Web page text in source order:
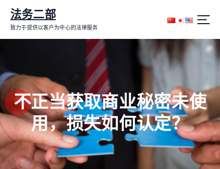
内
法务二部
致力于提供以客户为中心的法律服务
不正当获取商业秘密未使
用，损失如何认定？